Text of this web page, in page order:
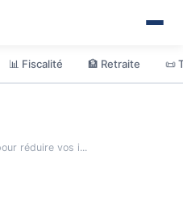
📊 Fiscalité 🏦 Retraite 📜
réduire vos i...